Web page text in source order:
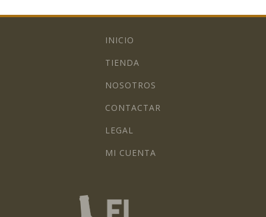
INICIO
TIENDA
NOSOTROS
CONTACTAR
LEGAL
MI CUENTA